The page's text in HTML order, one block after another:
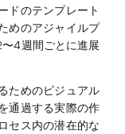
ドのテンプレート
めのアジャイルプ
4週間ごとに進展
ためのビジュアル
通過する実際の作
セス内の潜在的な